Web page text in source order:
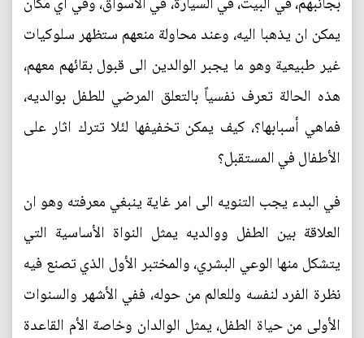
يمكن ان يذهبا اليه، وعند محاولة منعهم ستظهر سلوكيات
غير طبيعية وهو ما يجبر الوالدين الى قبول بقائهم معهم،
هذه الحالة تعرف نفسياً بالتعلق المرضي للطفل بوالديه،
فماهي أسبابها؟، كيف يمكن تخفيفها لئلا تترك اثار على
الأطفال في المستقبل؟
في البدء يجب التنويه الى امر غاية ينبغي معرفته وهو ان
العلاقة بين الطفل ووالديه يمثل النواة الأساسية التي
يتشكل منها الوعي البشري، والمختبر الأول الذي تصنع فيه
نظرة الفرد لنفسه وللعالم من حوله، ففي الأشهر والسنوات
الأولى من حياة الطفل، يمثل الوالدان وخاصة الأم القاعدة